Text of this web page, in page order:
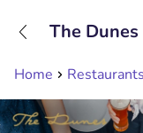
Home Restaurants
The